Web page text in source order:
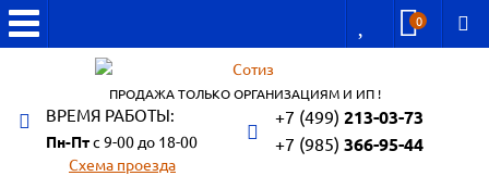
0
ПРОДАЖА ТОЛЬКО ОРГАНИЗАЦИЯМ И ИП !
ВРЕМЯ РАБОТЫ:
Пн-Птс 9-00 до 18-00
Схема проезда
+7 (499) 213-03-73
+7 (985) 366-95-44